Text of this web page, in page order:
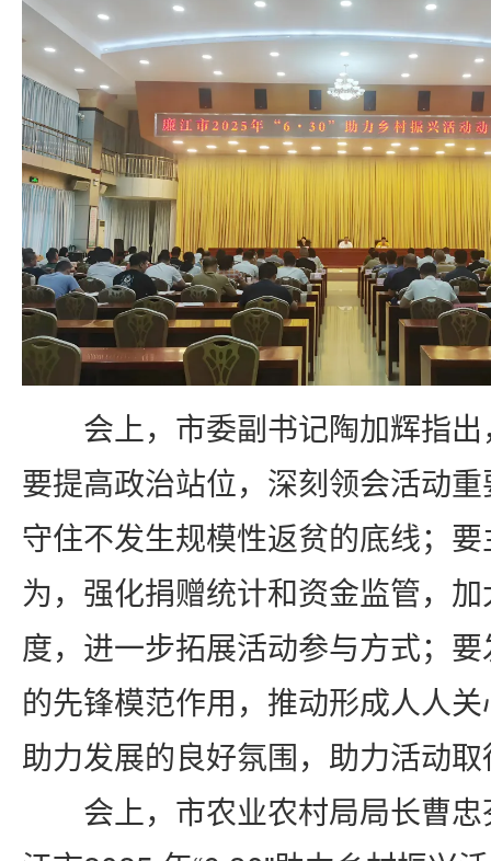
会上，市委副书记陶加辉指出
要提高政治站位，深刻领会活动
守住不发生规模性返贫的底线；
为，强化捐赠统计和资金监管，
度，进一步拓展活动参与方式；
的先锋模范作用，推动形成人人
助力发展的良好氛围，助力活动
会上，市农业农村局局长曹忠